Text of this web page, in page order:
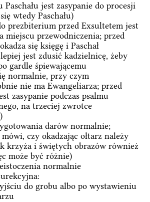
Paschału jest zasypanie do procesji
wtedy Paschału)
prezbiterium przed Exsultetem jest
miejscu przewodniczenia; przed
się księgę i Paschał
jest zdusić kadzielnicę, żeby
gardle śpiewającemu
normalnie, przy czym
nie ma Ewangeliarza; przed
zasypanie podczas psalmu
na trzeciej zwrotce
darów normalnie;
czy okadzając ołtarz należy
krzyża i świętych obrazów również
może być różnie)
normalnie
do grobu albo po wystawieniu